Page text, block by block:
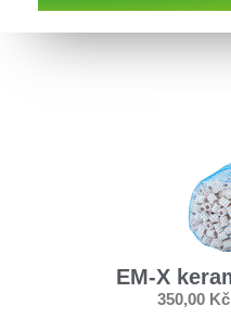
EM-X
350,00 Kč